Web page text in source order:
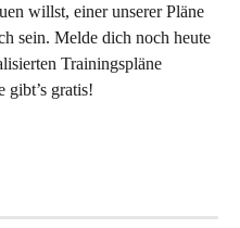
willst, einer unserer Pläne
sein. Melde dich noch heute
Trainingspläne
gibt’s gratis!